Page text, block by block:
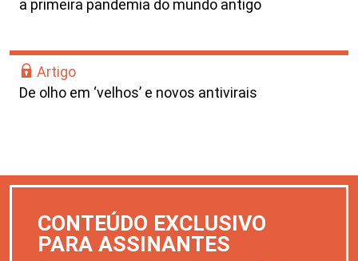
a primeira pandemia do mundo antigo
Artigo
De olho em ‘velhos’ e novos antivirais
CONTEÚDO EXCLUSIVO
PARA ASSINANTES